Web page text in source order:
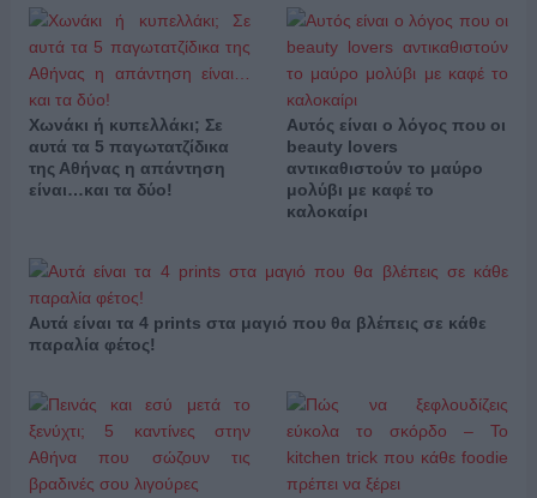
Χωνάκι ή κυπελλάκι; Σε
αυτά τα 5 παγωτατζίδικα
της Αθήνας η απάντηση
είναι…και τα δύο!
Αυτός είναι ο λόγος που οι
beauty lovers
αντικαθιστούν το μαύρο
μολύβι με καφέ το
καλοκαίρι
Αυτά είναι τα 4 prints στα μαγιό που θα βλέπεις σε κάθε
παραλία φέτος!